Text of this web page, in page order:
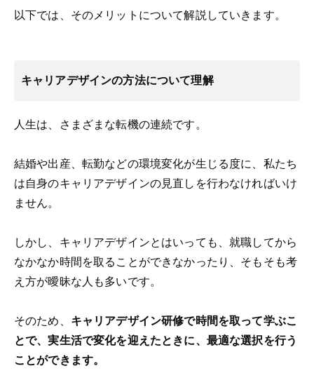
以下では、そのメリットについて解説していきます。
キャリアデザインの方法について理解
人生は、さまざまな転機の連続です。
結婚や出産、転勤などの環境変化が生じる度に、私たち
は自身のキャリアデザインの見直しを行わなければいけ
ません。
しかし、キャリアデザインとはいっても、就職してから
なかなか時間を取ることができなかったり、そもそも考
え方が曖昧な人も多いです。
そのため、 キャリアデザイン研修で時間を取って学ぶこ
とで、実生活で変化を迎えたときに、最適な選択を行う
ことができます。